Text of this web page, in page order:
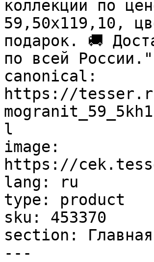
коллекции по
59,50x119,10,
подарок. 🚚
по всей России."
canonical:
https://
l
image:
https://
lang: ru
type: product
sku: 453370
section:
---